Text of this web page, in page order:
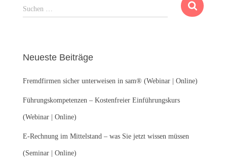
S
u
n
a
h
:
Suchen …
Neueste Beiträge
Fremdfirmen sicher unterweisen in sam® (Webinar | Online)
Führungskompetenzen – Kostenfreier Einführungskurs
(Webinar | Online)
E-Rechnung im Mittelstand – was Sie jetzt wissen müssen
(Seminar | Online)